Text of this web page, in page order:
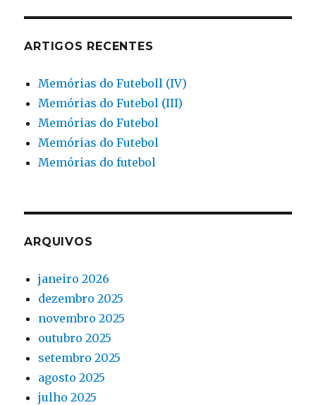
ARTIGOS RECENTES
Memórias do Futeboll (IV)
Memórias do Futebol (III)
Memórias do Futebol
Memórias do Futebol
Memórias do futebol
ARQUIVOS
janeiro 2026
dezembro 2025
novembro 2025
outubro 2025
setembro 2025
agosto 2025
julho 2025